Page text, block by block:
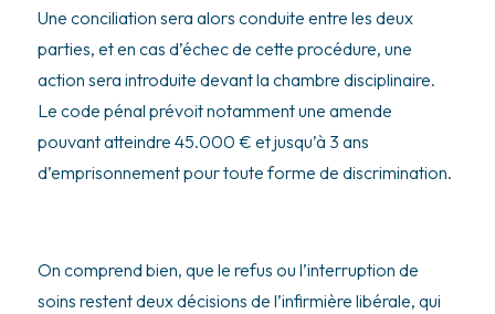
Une conciliation sera alors conduite entre les deux
parties, et en cas d’échec de cette procédure, une
action sera introduite devant la chambre disciplinaire.
Le code pénal prévoit notamment une amende
pouvant atteindre 45.000 € et jusqu’à 3 ans
d’emprisonnement pour toute forme de discrimination.
On comprend bien, que le refus ou l’interruption de
soins restent deux décisions de l’infirmière libérale, qui